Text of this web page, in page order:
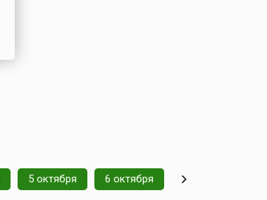
5 октября 6 октября